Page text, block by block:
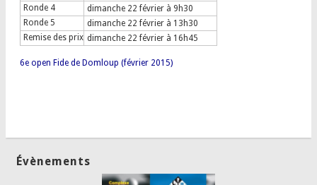
Ronde 4
dimanche 22 février à 9h30
Ronde 5
dimanche 22 février à 13h30
Remise des prix dimanche 22 février à 16h45
6e open Fide de Domloup (février 2015)
Évènements